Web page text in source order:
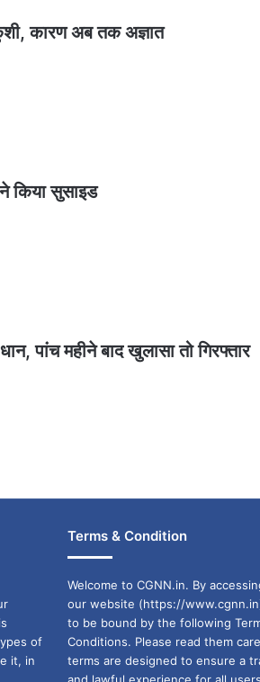
कारण अब तक अज्ञात
किया सुसाइड
पांच महीने बाद खुलासा तो गिरफ्तार
of
it, in
Terms & Condition
Welcome to CGNN.in. By
our website (https://
to be bound by the following
Conditions. Please read them
terms are designed to ensure a